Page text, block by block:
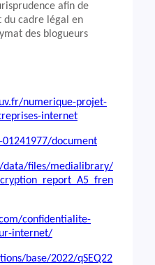
afin de
du cadre légal en
des blogueurs
numerique-projet-
internet
document
data/files/medialibrary/
confidentialite-
internet/
base/2022/qSEQ22